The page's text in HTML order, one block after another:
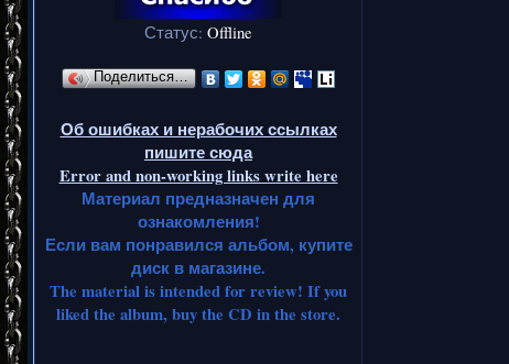
Статус: Offline
Поделиться…
Об ошибках и нерабочих ссылках
пишите сюда
Error and non-working links write here
Материал предназначен для
ознакомления!
Если вам понравился альбом, купите
диск в магазине.
The material is intended for review! If you
liked the album, buy the CD in the store.